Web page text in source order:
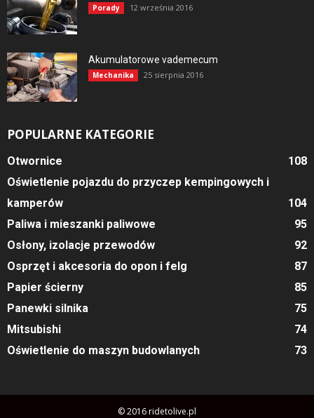
Porady 12 września 2016
Akumulatorowe vademecum
Mechanika 25 sierpnia 2016
POPULARNE KATEGORIE
Otwornice
108
Oświetlenie pojazdu do przyczep kempingowych i
kamperów
104
Paliwa i mieszanki paliwowe
95
Osłony, izolacje przewodów
92
Osprzęt i akcesoria do opon i felg
87
Papier ścierny
85
Panewki silnika
75
Mitsubishi
74
Oświetlenie do maszyn budowlanych
73
© 2016 ridetolive.pl